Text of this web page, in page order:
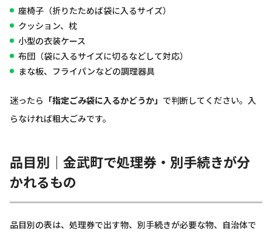
座椅子（折りたためば袋に入るサイズ）
クッション、枕
小型の衣装ケース
布団（袋に入るサイズに切るなどして対応）
まな板、フライパンなどの調理器具
迷ったら 「指定ごみ袋に入るかどうか」 で判断してください。入
らなければ粗大ごみです。
品目別｜金武町で処理券・別手続きが分
かれるもの
品目別の表は、処理券で出す物、別手続きが必要な物、自治体で